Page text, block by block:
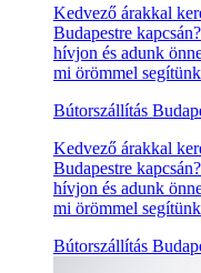
Kedvező árakkal
Budapestre
hívjon és adunk
mi örömmel segítünk
Bútorszállítás
Kedvező árakkal
Budapestre
hívjon és adunk
mi örömmel segítünk
Bútorszállítás